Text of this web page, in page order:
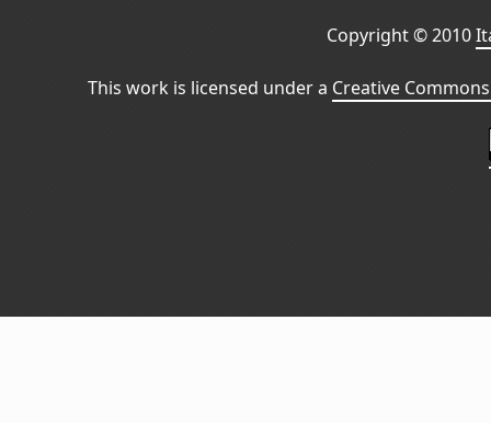
Copyright © 2010
This work is licensed under a Creative